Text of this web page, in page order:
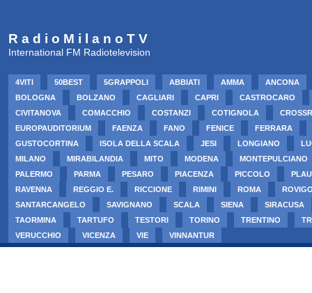
R a d i o M i l a n o T V
International FM Radiotelevision
4VITI 50BEST 5GRAPPOLI ABBIATI AMMA
ANCONA
BOLOGNA
BOLZANO CAGLIARI CAPRI
CASTROCARO
CIVITANOVA
COMACCHIO COSTANZI COTIGNOLA
EUROPAUDITORIUM
FAENZA FANO FENICE
FERRARA
GUSTOCORTINA
ISOLA DELLA SCALA JESI LONGIANO
MILANO
MIRABILANDIA MITO MODENA
MONTEPULCIANO
PALERMO
PARMA PESARO PIACENZA PICCOLO
RAVENNA
REGGIO E. RICCIONE RIMINI ROMA
SANTARCANGELO
SAVIGNANO SCALA SIENA
SIRACUSA
TAORMINA
TARTUFO TESTORI TORINO TRENTINO
VERUCCHIO
VICENZA VIE VINNANTUR